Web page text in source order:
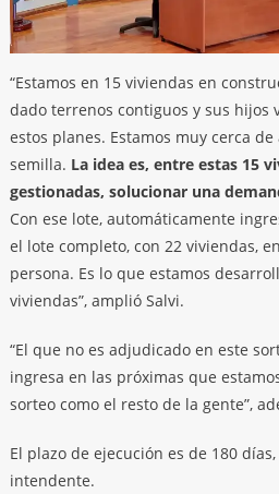
“Estamos en 15 viviendas en
dado terrenos contiguos y sus hijos
estos planes. Estamos muy cerca
semilla. La idea es, entre estas 15
gestionadas, solucionar una
Con ese lote, automáticamente
el lote completo, con 22 viviendas,
persona. Es lo que estamos
viviendas”, amplió Salvi.
“El que no es adjudicado en este
ingresa en las próximas que
sorteo como el resto de la gente”,
El plazo de ejecución es de 180
intendente.